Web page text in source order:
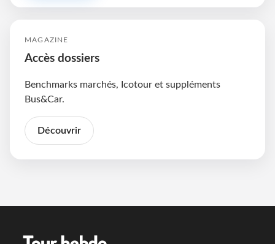
MAGAZINE
Accès dossiers
Benchmarks marchés, Icotour et suppléments
Bus&Car.
Découvrir